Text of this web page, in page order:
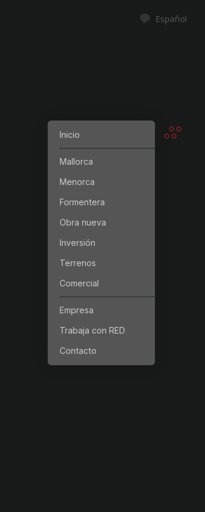
Inicio
Mallorca
Menorca
Formentera
Obra nueva
Inversión
Terrenos
Comercial
Empresa
Trabaja con RED
Contacto
Español